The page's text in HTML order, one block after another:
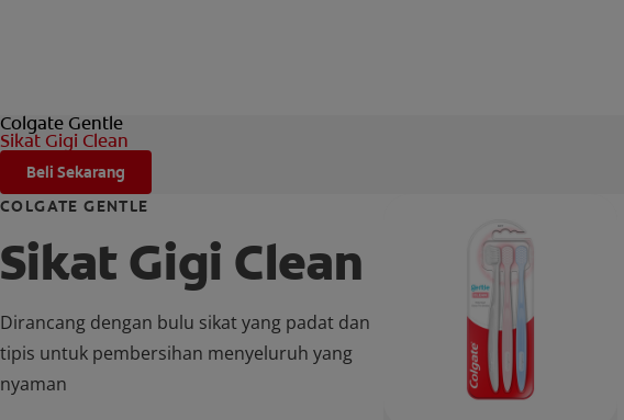
Colgate Gentle
Sikat Gigi Clean
Beli Sekarang
COLGATE GENTLE
Sikat Gigi Clean
Dirancang dengan bulu sikat yang padat dan
tipis untuk pembersihan menyeluruh yang
nyaman